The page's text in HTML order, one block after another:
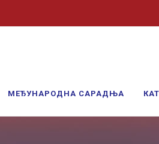
МЕЂУНАРОДНА САРАДЊА